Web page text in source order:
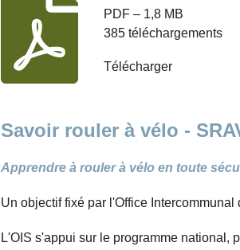
PDF – 1,8 MB
385 téléchargements
Télécharger
Savoir rouler à vélo -
Apprendre à rouler à vélo en toute
Un objectif fixé par l'Office
L'OIS s'appui sur le programme national,